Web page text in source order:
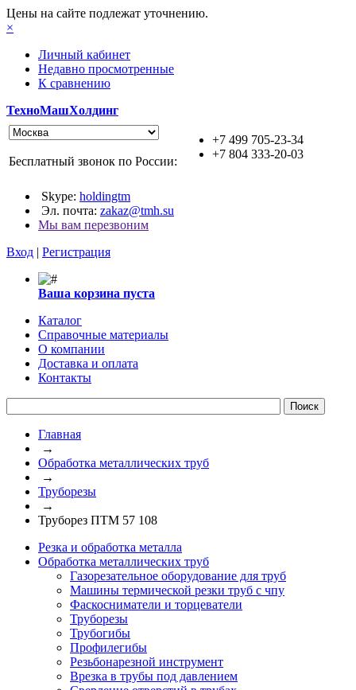
Цены на сайте подлежат уточнению.
×
Личный кабинет
Недавно просмотренные
К сравнению
ТехноМашХолдинг
+7 499 705-23-34
+7 804 333-20-03
Бесплатный звонок по России:
Skype: holdingtm
Эл. почта: zakaz@tmh.su
Мы вам перезвоним
Вход | Регистрация
Ваша корзина пуста
Каталог
Справочные материалы
О компании
Доставка и оплата
Контакты
Главная
→
Обработка металлических труб
→
Труборезы
→
Труборез ПТМ 57 108
Резка и обработка металла
Обработка металлических труб
Газорезательное оборудование для труб
Машины термической резки труб с чпу
Фаскосниматели и торцеватели
Труборезы
Трубогибы
Профилегибы
Резьбонарезной инструмент
Врезка в трубы под давлением